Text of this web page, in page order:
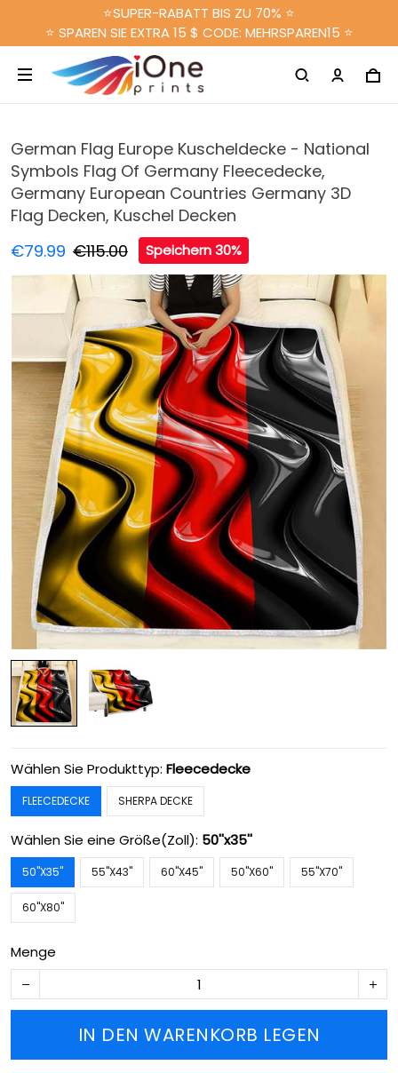
⭐SUPER-RABATT BIS ZU 70% ⭐
⭐ SPAREN SIE EXTRA 15 $ CODE: MEHRSPAREN15 ⭐
German Flag Europe Kuscheldecke - National
Symbols Flag Of Germany Fleecedecke,
Germany European Countries Germany 3D
Flag Decken, Kuschel Decken
€79.99 €115.00 Speichern 30%
Wählen Sie Produkttyp: Fleecedecke
FLEECEDECKE SHERPA DECKE
Wählen Sie eine Größe(Zoll): 50''x35''
50''X35'' 55''X43'' 60''X45'' 50''X60'' 55''X70''
60''X80''
Menge
IN DEN WARENKORB LEGEN